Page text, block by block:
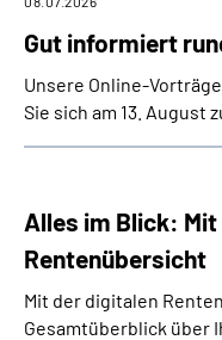
Gut informiert
Unsere Online-
Sie sich am 13. August
Alles im Blick:
Rentenübersicht
Mit der digitalen
Gesamtüberblick über